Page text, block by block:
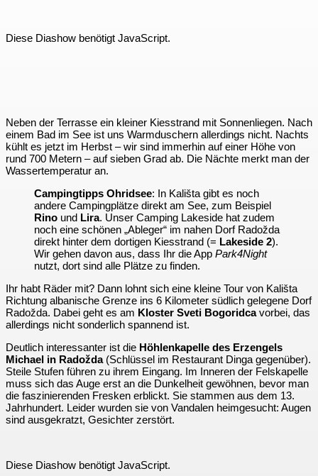
Diese Diashow benötigt JavaScript.
Neben der Terrasse ein kleiner Kiesstrand mit Sonnenliegen. Nach
einem Bad im See ist uns Warmduschern allerdings nicht. Nachts
kühlt es jetzt im Herbst – wir sind immerhin auf einer Höhe von
rund 700 Metern – auf sieben Grad ab. Die Nächte merkt man der
Wassertemperatur an.
Campingtipps Ohridsee: In Kališta gibt es noch
andere Campingplätze direkt am See, zum Beispiel
Rino und Lira. Unser Camping Lakeside hat zudem
noch eine schönen „Ableger“ im nahen Dorf Radožda
direkt hinter dem dortigen Kiesstrand (= Lakeside 2).
Wir gehen davon aus, dass Ihr die App Park4Night
nutzt, dort sind alle Plätze zu finden.
Ihr habt Räder mit? Dann lohnt sich eine kleine Tour von Kališta
Richtung albanische Grenze ins 6 Kilometer südlich gelegene Dorf
Radožda. Dabei geht es am Kloster Sveti Bogoridcavorbei, das
allerdings nicht sonderlich spannend ist.
Deutlich interessanter ist die Höhlenkapelle des Erzengels
Michael in Radožda(Schlüssel im Restaurant Dinga gegenüber).
Steile Stufen führen zu ihrem Eingang. Im Inneren der Felskapelle
muss sich das Auge erst an die Dunkelheit gewöhnen, bevor man
die faszinierenden Fresken erblickt. Sie stammen aus dem 13.
Jahrhundert. Leider wurden sie von Vandalen heimgesucht: Augen
sind ausgekratzt, Gesichter zerstört.
Diese Diashow benötigt JavaScript.